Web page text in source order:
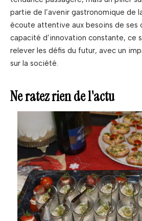
partie de l’avenir gastronomique de
écoute attentive aux besoins de ses
capacité d’innovation constante, ce
relever les défis du futur, avec un
sur la société.
Ne ratez rien de l'actu